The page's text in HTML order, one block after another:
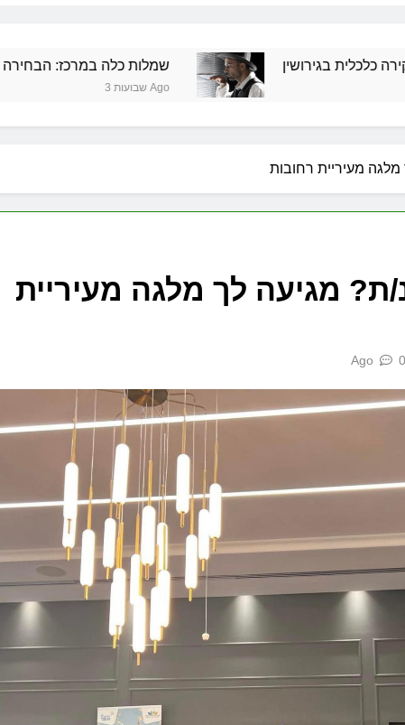
שמלות כלה במרכז: הבחירה הנכונה ליום
3 שבועות Ago
מעיריית רחובות
ת? מגיעה לך מלגה מעיריית
0